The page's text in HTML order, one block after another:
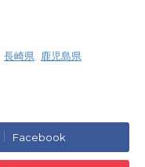
長崎県, 鹿児島県
Facebook